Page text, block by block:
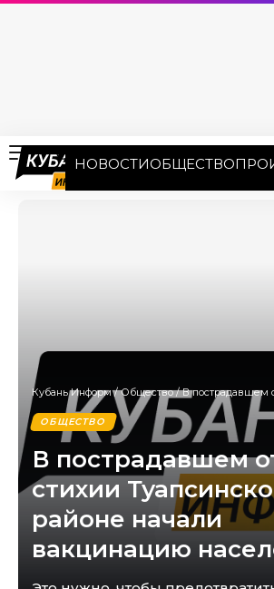
НОВОСТИОБЩЕСТВО
Кубань Информ/Общество/В пострадавшем от стихии
ОБЩЕСТВО
В пострадавшем
стихии
районе начали
вакцинацию